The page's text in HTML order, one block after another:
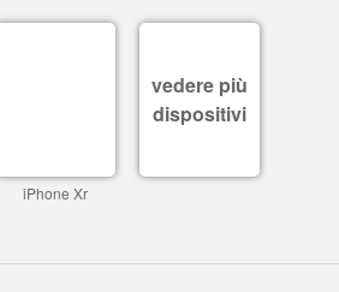
iPhone Xr
vedere più
dispositivi